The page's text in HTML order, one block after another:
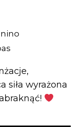
siła wyrażona